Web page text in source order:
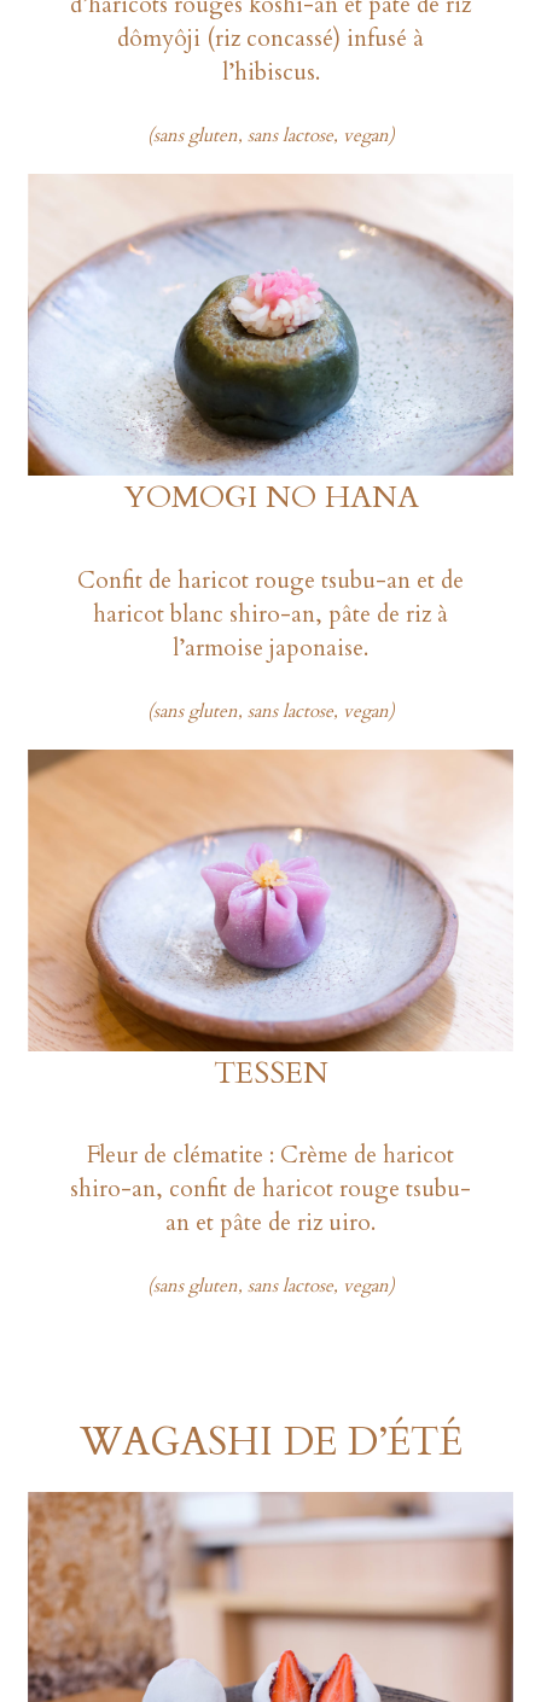
dômyôji (riz concassé) infusé à
l’hibiscus.
(sans gluten, sans lactose, vegan)
YOMOGI NO HANA
Confit de haricot rouge tsubu-an et de
haricot blanc shiro-an, pâte de riz à
l’armoise japonaise.
(sans gluten, sans lactose, vegan)
TESSEN
Fleur de clématite : Crème de haricot
shiro-an, confit de haricot rouge tsubu-
an et pâte de riz uiro.
(sans gluten, sans lactose, vegan)
WAGASHI DE D’ÉTÉ